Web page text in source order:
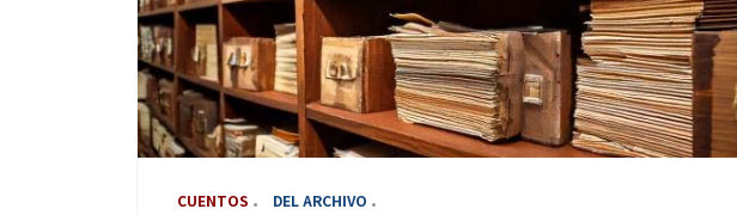
‎ CUENTOS DEL ARCHIVO